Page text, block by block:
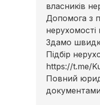
власників
Допомога з
Здамо
Підбір
https://t.me/
Повний